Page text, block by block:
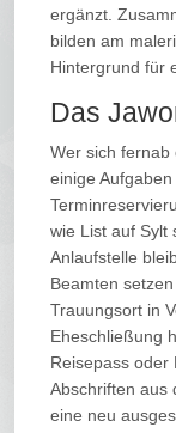
ergänzt.
bilden am
Hintergrund für
Das
Wer sich fernab
einige
wie List auf Sylt
Anlaufstelle
Beamten
Trauungsort in
Eheschließung
Reisepass oder
Abschriften aus
eine neu